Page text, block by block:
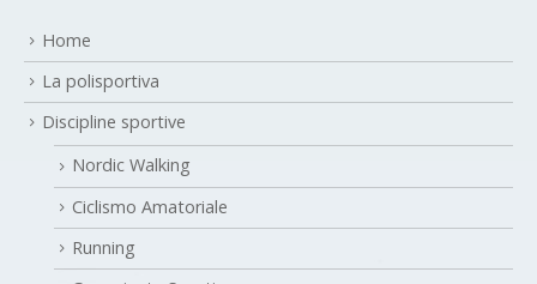
Home
La polisportiva
Discipline sportive
Nordic Walking
Ciclismo Amatoriale
Running